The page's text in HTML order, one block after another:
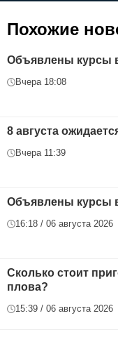
Похожие
Объявлены курсы
Вчера 18:08
8 августа
Вчера 11:39
Объявлены курсы
16:18 / 06 августа 2026
Сколько стоит
плова?
15:39 / 06 августа 2026